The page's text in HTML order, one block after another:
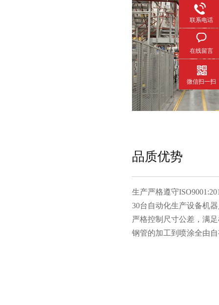
品质优势
生产严格遵守
30台自动化生产设备机器人
严格控制尺寸公差，满足
钢管的加工到喷涂全由自
联系电话
在线留言
微信扫一扫